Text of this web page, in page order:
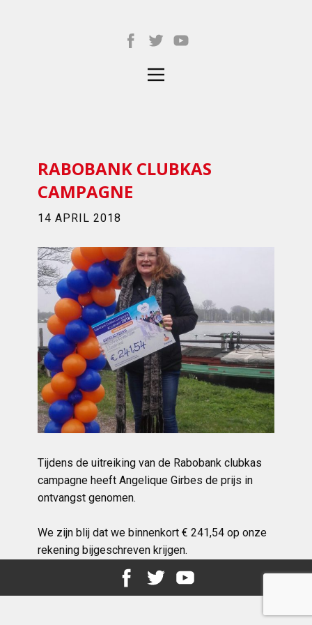
RABOBANK CLUBKAS
CAMPAGNE
14 APRIL 2018
Tijdens de uitreiking van de Rabobank clubkas
campagne heeft Angelique Girbes de prijs in
ontvangst genomen.
We zijn blij dat we binnenkort € 241,54 op onze
rekening bijgeschreven krijgen.